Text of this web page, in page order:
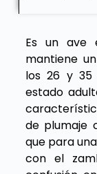
Es un ave
mantiene
los 26 y 35
estado
de plumaje
que para
con el